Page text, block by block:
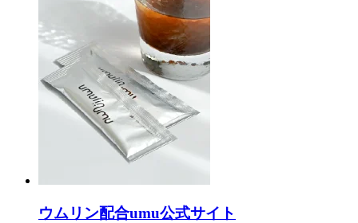
ウムリン配合umu公式サイト